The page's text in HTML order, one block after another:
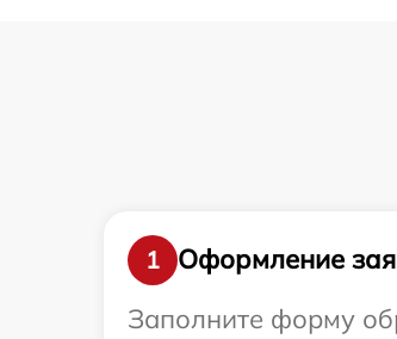
1
Оформление
Заполните форму